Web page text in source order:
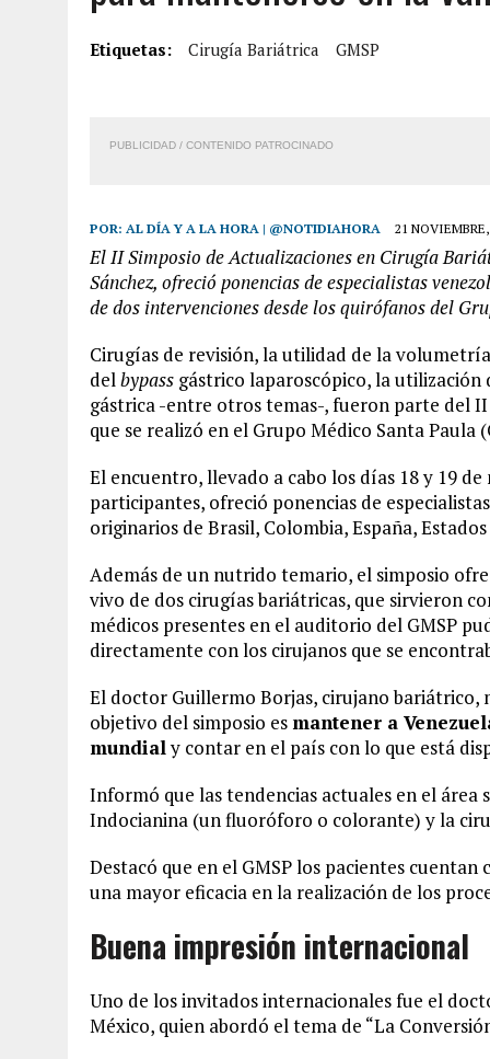
2 AGOSTO, 2026 |
FALCÓN: MUJER ATACÓ CON UN CUCHILLO A SUS
6 AGOSTO, 2026 | MISTERIOSA MUERTE DE MODELO EN MONAGAS:
Etiquetas: Cirugía Bariátrica GMSP
PUBLICIDAD / CONTENIDO PATROCINADO
POR: AL DÍA Y A LA HORA | @NOTIDIAHORA 21
El II Simposio de Actualizaciones en Cirugía
Sánchez, ofreció ponencias de especialistas
de dos intervenciones desde los quirófanos del
Cirugías de revisión, la utilidad de la
delbypass gástrico laparoscópico, la utilización
gástrica -entre otros temas-, fueron parte del
que se realizó en el Grupo Médico Santa Paula
El encuentro, llevado a cabo los días 18 y 19
participantes, ofreció ponencias de
originarios de Brasil, Colombia, España,
Además de un nutrido temario, el simposio
vivo de dos cirugías bariátricas, que sirvieron
médicos presentes en el auditorio del GMSP
directamente con los cirujanos que se
El doctor Guillermo Borjas, cirujano bariátrico,
objetivo del simposio es mantener a
mundialy contar en el país con lo que está
Informó que las tendencias actuales en el
Indocianina (un fluoróforo o colorante) y la
Destacó que en el GMSP los pacientes
una mayor eficacia en la realización de los
Buena impresión internacional
Uno de los invitados internacionales fue el
México, quien abordó el tema de “La